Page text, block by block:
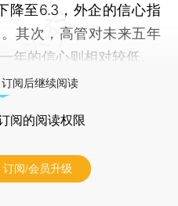
降至6.3，外企的信心指
其次，高管对未来五年
年的信心则相对较低。
阅后继续阅读
阅的阅读权限
订阅/会员升级